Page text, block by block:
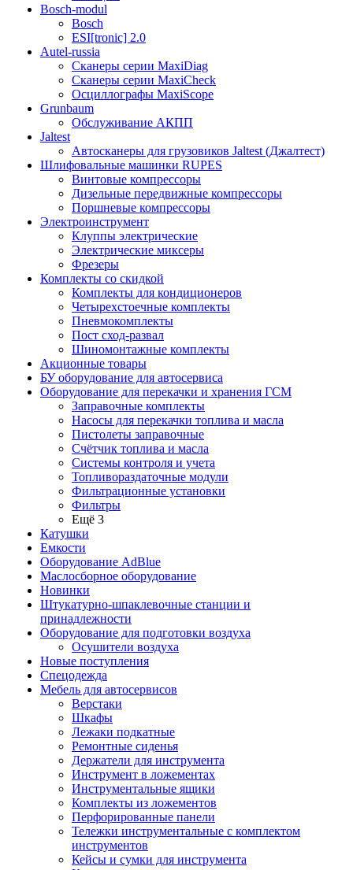
Bosch-modul
Bosch
ESI[tronic] 2.0
Autel-russia
Сканеры серии MaxiDiag
Сканеры серии MaxiCheck
Осциллографы MaxiScope
Grunbaum
Обслуживание АКПП
Jaltest
Автосканеры для грузовиков Jaltest (Джалтест)
Шлифовальные машинки RUPES
Винтовые компрессоры
Дизельные передвижные компрессоры
Поршневые компрессоры
Электроинструмент
Клуппы электрические
Электрические миксеры
Фрезеры
Комплекты со скидкой
Комплекты для кондиционеров
Четырехстоечные комплекты
Пневмокомплекты
Пост сход-развал
Шиномонтажные комплекты
Акционные товары
БУ оборудование для автосервиса
Оборудование для перекачки и хранения ГСМ
Заправочные комплекты
Насосы для перекачки топлива и масла
Пистолеты заправочные
Счётчик топлива и масла
Системы контроля и учета
Топливораздаточные модули
Фильтрационные установки
Фильтры
Ещё 3
Катушки
Емкости
Оборудование AdBlue
Маслосборное оборудование
Новинки
Штукатурно-шпаклевочные станции и
принадлежности
Оборудование для подготовки воздуха
Осушители воздуха
Новые поступления
Спецодежда
Мебель для автосервисов
Верстаки
Шкафы
Лежаки подкатные
Ремонтные сиденья
Держатели для инструмента
Инструмент в ложементах
Инструментальные ящики
Комплекты из ложементов
Перфорированные панели
Тележки инструментальные с комплектом
инструментов
Кейсы и сумки для инструмента